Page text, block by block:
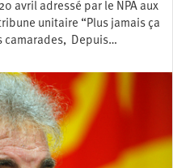
avril adressé par le NPA aux
unitaire “Plus jamais ça
camarades, Depuis…